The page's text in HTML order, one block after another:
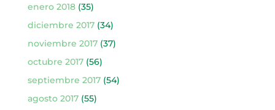
enero 2018(35)
diciembre 2017(34)
noviembre 2017(37)
octubre 2017(56)
septiembre 2017(54)
agosto 2017(55)